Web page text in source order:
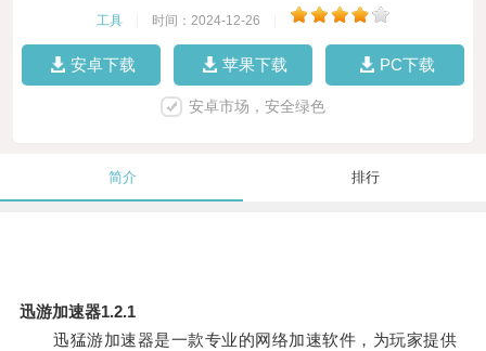
工具 时间：2024-12-26
安卓下载 苹果下载 PC下载
安卓市场，安全绿色
简介 排行
迅游加速器1.2.1
迅猛游加速器是一款专业的网络加速软件，为玩家提供